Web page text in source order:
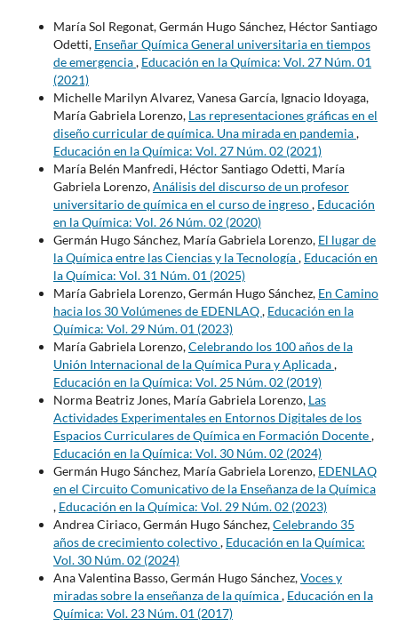
María Sol Regonat, Germán Hugo Sánchez, Héctor Santiago
Odetti, Enseñar Química General universitaria en tiempos
de emergencia, Educación en la Química: Vol. 27 Núm. 01
(2021)
Michelle Marilyn Alvarez, Vanesa García, Ignacio Idoyaga,
María Gabriela Lorenzo, Las representaciones gráficas en el
diseño curricular de química. Una mirada en pandemia,
Educación en la Química: Vol. 27 Núm. 02 (2021)
María Belén Manfredi, Héctor Santiago Odetti, María
Gabriela Lorenzo,Análisis del discurso de un profesor
universitario de química en el curso de ingreso, Educación
en la Química: Vol. 26 Núm. 02 (2020)
Germán Hugo Sánchez, María Gabriela Lorenzo, El lugar de
la Química entre las Ciencias y la Tecnología, Educación en
la Química: Vol. 31 Núm. 01 (2025)
María Gabriela Lorenzo, Germán Hugo Sánchez, En Camino
hacia los 30 Volúmenes de EDENLAQ, Educación en la
Química: Vol. 29 Núm. 01 (2023)
María Gabriela Lorenzo,Celebrando los 100 años de la
Unión Internacional de la Química Pura y Aplicada,
Educación en la Química: Vol. 25 Núm. 02 (2019)
Norma Beatriz Jones, María Gabriela Lorenzo, Las
Actividades Experimentales en Entornos Digitales de los
Espacios Curriculares de Química en Formación Docente,
Educación en la Química: Vol. 30 Núm. 02 (2024)
Germán Hugo Sánchez, María Gabriela Lorenzo, EDENLAQ
en el Circuito Comunicativo de la Enseñanza de la Química
, Educación en la Química: Vol. 29 Núm. 02 (2023)
Andrea Ciriaco, Germán Hugo Sánchez,Celebrando 35
años de crecimiento colectivo, Educación en la Química:
Vol. 30 Núm. 02 (2024)
Ana Valentina Basso, Germán Hugo Sánchez,Voces y
miradas sobre la enseñanza de la química, Educación en la
Química: Vol. 23 Núm. 01 (2017)